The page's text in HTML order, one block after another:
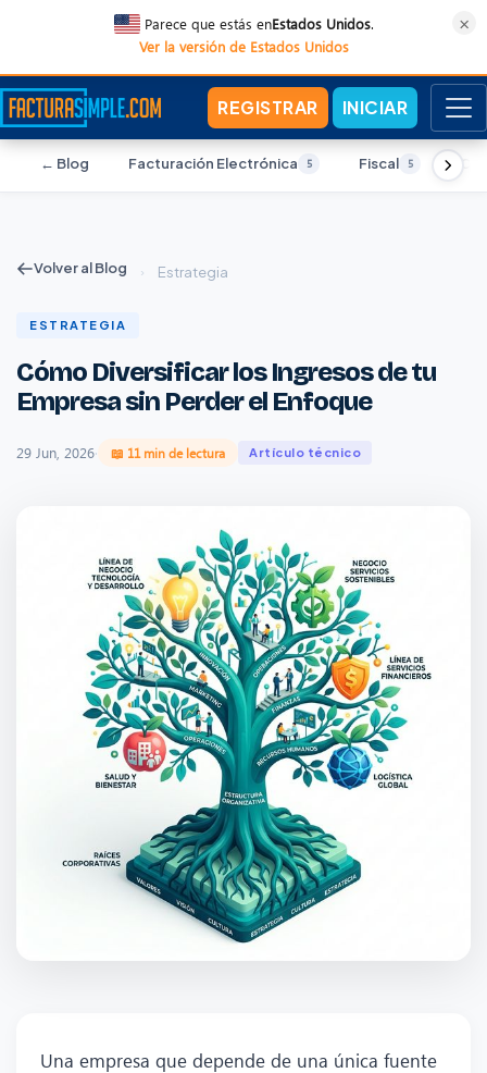
Parece que estás enEstados Unidos.
Ver la versión de Estados Unidos
×
REGISTRAR INICIAR
← Blog Facturación Electrónica 5 Fiscal 5
Volver al Blog › Estrategia
ESTRATEGIA
Cómo Diversificar los Ingresos de tu
Empresa sin Perder el Enfoque
29 Jun, 2026· 📖 11 min de lectura Artículo técnico
Una empresa que depende de una única fuente